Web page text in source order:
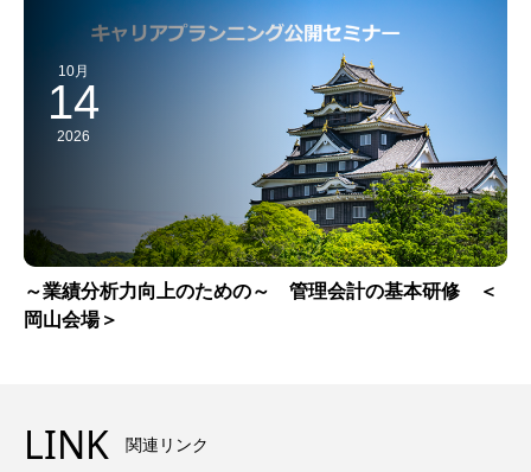
10月
14
2026
～業績分析力向上のための～ 管理会計の基本研修 ＜
岡山会場＞
LINK 関連リンク